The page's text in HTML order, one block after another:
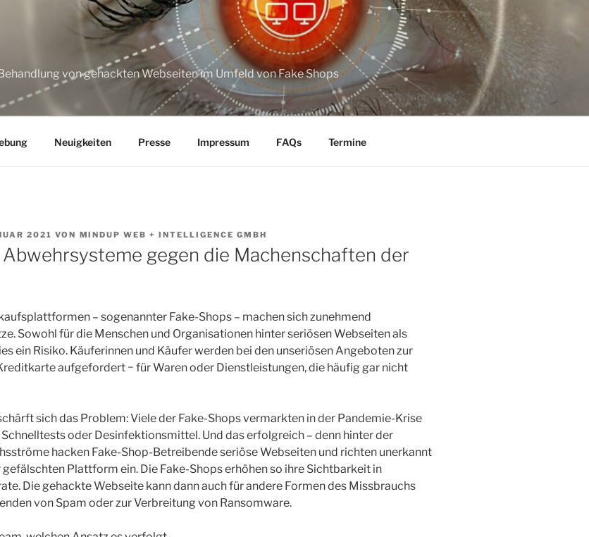
von gehackten Webseiten im Umfeld von Fake Shops
Neuigkeiten Presse Impressum FAQs Termine
2021 VON MINDUP WEB + INTELLIGENCE GMBH
gegen die Machenschaften der
– sogenannter Fake-Shops – machen sich zunehmend
Sowohl für die Menschen und Organisationen hinter seriösen Webseiten als
ein Risiko. Käuferinnen und Käufer werden bei den unseriösen Angeboten zur
aufgefordert − für Waren oder Dienstleistungen, die häufig gar nicht
sich das Problem: Viele der Fake-Shops vermarkten in der Pandemie-Krise
oder Desinfektionsmittel. Und das erfolgreich – denn hinter der
hacken Fake-Shop-Betreibende seriöse Webseiten und richten unerkannt
Plattform ein. Die Fake-Shops erhöhen so ihre Sichtbarkeit in
Die gehackte Webseite kann dann auch für andere Formen des Missbrauchs
von Spam oder zur Verbreitung von Ransomware.